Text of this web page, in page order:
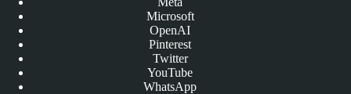
Microsoft
OpenAI
Pinterest
Twitter
YouTube
WhatsApp